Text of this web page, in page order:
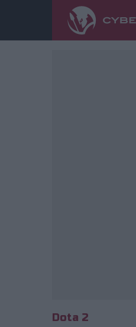
Dota 2